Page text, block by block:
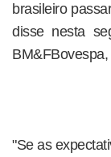
brasileiro
disse nesta
"Se as